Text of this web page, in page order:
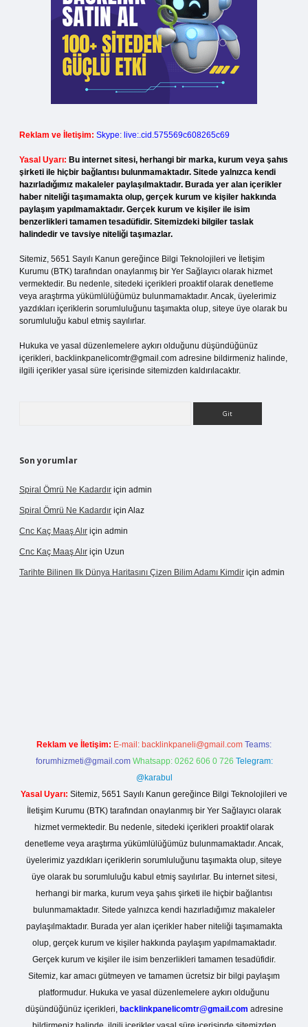
Reklam ve İletişim: Skype: live:.cid.575569c608265c69
Yasal Uyarı: Bu internet sitesi, herhangi bir marka, kurum veya şahıs
şirketi ile hiçbir bağlantısı bulunmamaktadır. Sitede yalnızca kendi
hazırladığımız makaleler paylaşılmaktadır. Burada yer alan içerikler
haber niteliği taşımamakta olup, gerçek kurum ve kişiler hakkında
paylaşım yapılmamaktadır. Gerçek kurum ve kişiler ile isim
benzerlikleri tamamen tesadüfidir. Sitemizdeki bilgiler taslak
halindedir ve tavsiye niteliği taşımazlar.
Sitemiz, 5651 Sayılı Kanun gereğince Bilgi Teknolojileri ve İletişim
Kurumu (BTK) tarafından onaylanmış bir Yer Sağlayıcı olarak hizmet
vermektedir. Bu nedenle, sitedeki içerikleri proaktif olarak denetleme
veya araştırma yükümlülüğümüz bulunmamaktadır. Ancak, üyelerimiz
yazdıkları içeriklerin sorumluluğunu taşımakta olup, siteye üye olarak bu
sorumluluğu kabul etmiş sayılırlar.
Hukuka ve yasal düzenlemelere aykırı olduğunu düşündüğünüz
içerikleri, backlinkpanelicomtr@gmail.com adresine bildirmeniz halinde,
ilgili içerikler yasal süre içerisinde sitemizden kaldırılacaktır.
Son yorumlar
Spiral Ömrü Ne Kadardır için admin
Spiral Ömrü Ne Kadardır için Alaz
Cnc Kaç Maaş Alır için admin
Cnc Kaç Maaş Alır için Uzun
Tarihte Bilinen Ilk Dünya Haritasını Çizen Bilim Adamı Kimdir için admin
Reklam ve İletişim: E-mail: backlinkpaneli@gmail.com Teams:
forumhizmeti@gmail.com Whatsapp: 0262 606 0 726 Telegram:
@karabul
Yasal Uyarı: Sitemiz, 5651 Sayılı Kanun gereğince Bilgi Teknolojileri ve
İletişim Kurumu (BTK) tarafından onaylanmış bir Yer Sağlayıcı olarak
hizmet vermektedir. Bu nedenle, sitedeki içerikleri proaktif olarak
denetleme veya araştırma yükümlülüğümüz bulunmamaktadır. Ancak,
üyelerimiz yazdıkları içeriklerin sorumluluğunu taşımakta olup, siteye
üye olarak bu sorumluluğu kabul etmiş sayılırlar. Bu internet sitesi,
herhangi bir marka, kurum veya şahıs şirketi ile hiçbir bağlantısı
bulunmamaktadır. Sitede yalnızca kendi hazırladığımız makaleler
paylaşılmaktadır. Burada yer alan içerikler haber niteliği taşımamakta
olup, gerçek kurum ve kişiler hakkında paylaşım yapılmamaktadır.
Gerçek kurum ve kişiler ile isim benzerlikleri tamamen tesadüfidir.
Sitemiz, kar amacı gütmeyen ve tamamen ücretsiz bir bilgi paylaşım
platformudur. Hukuka ve yasal düzenlemelere aykırı olduğunu
düşündüğünüz içerikleri, backlinkpanelicomtr@gmail.com adresine